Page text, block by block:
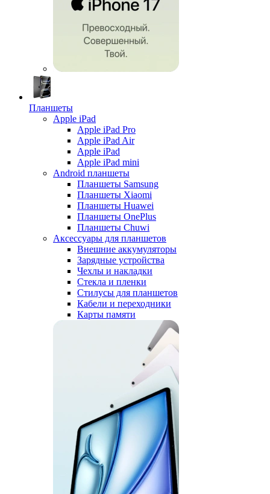
Планшеты
Apple iPad
Apple iPad Pro
Apple iPad Air
Apple iPad
Apple iPad mini
Android планшеты
Планшеты Samsung
Планшеты Xiaomi
Планшеты Huawei
Планшеты OnePlus
Планшеты Chuwi
Аксессуары для планшетов
Внешние аккумуляторы
Зарядные устройства
Чехлы и накладки
Стекла и пленки
Стилусы для планшетов
Кабели и переходники
Карты памяти